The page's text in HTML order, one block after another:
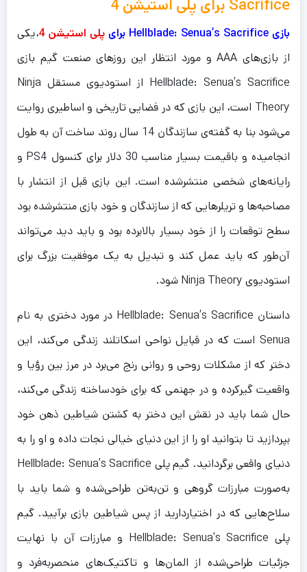
Sacrifice برای پلی استیشن 4
بازی Hellblade: Senua’s Sacrifice برای پلی استیشن 4
،یکی
از بازی‌های AAA و مورد انتظار این روزهای صنعت گیم بازی
Hellblade: Senua’s Sacrifice از استودیوی مستقل Ninja
Theory است، این بازی که در فضایی تاریخی و اساطیری روایت
می‌شود بنا به گفته‌ی سازندگان 14 سال روند ساخت آن به طول
انجامیده و باقیمت بسیار مناسب 30 دلار برای کنسول PS4 و
رایانه‌های شخصی منتشرشده است. این بازی قبل از انتشار با
مصاحبه‌ها و تریلرهایی که از سازندگان و خود بازی منتشرشده بود
سطح توقعات را از خود بسیار بالابرده بود و باید دید می‌تواند
آن‌طور که باید عمل کند و تبدیل به یک موفقیت بزرگ برای
استودیوی Ninja Theory شود.
داستان Hellblade: Senua’s Sacrifice در مورد دختری به نام
Senua است که در قبایل نواحی اسکاتلند زندگی می‌کند، این
دختر که از مشکلات روحی و روانی رنج می‌برد در مرز بین رؤیا و
واقعیت گیرکرده و در جهنمی که برای خودساخته زندگی می‌کند،
حال شما باید در نقش این دختر به کشتن شیاطین ذهن خود
بپردازید تا بتوانید او را از این دنیای خیالی نجات داده و او را به
دنیای واقعی برگردانید. گیم پلی Hellblade: Senua’s Sacrifice
به‌صورت مبارزات گروهی و تن‌به‌تن طراحی‌شده و شما باید با
سلاح‌هایی که در اختیاردارید از پس شیاطین بازی برآیید. گیم
پلی Hellblade: Senua’s Sacrifice و مبارزات آن با نهایت
جزئیات طراحی‌شده از المان‌ها و تاکتیک‌های منحصربه‌فرد و